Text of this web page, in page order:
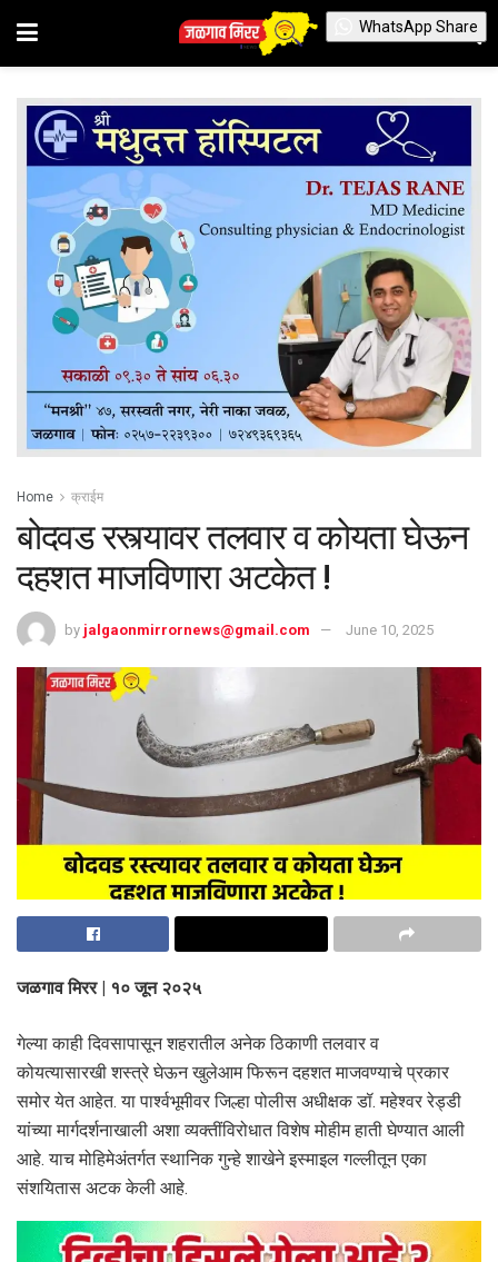
Home क्राईम
बोदवड रस्त्यावर तलवार व कोयता घेऊन
दहशत माजविणारा अटकेत !
by jalgaonmirrornews@gmail.com June 10, 2025
जळगाव मिरर | १० जून २०२५
गेल्या काही दिवसापासून शहरातील अनेक ठिकाणी तलवार व
कोयत्यासारखी शस्त्रे घेऊन खुलेआम फिरून दहशत माजवण्याचे प्रकार
समोर येत आहेत. या पार्श्वभूमीवर जिल्हा पोलीस अधीक्षक डॉ. महेश्वर रेड्डी
यांच्या मार्गदर्शनाखाली अशा व्यक्तींविरोधात विशेष मोहीम हाती घेण्यात आली
आहे. याच मोहिमेअंतर्गत स्थानिक गुन्हे शाखेने इस्माइल गल्लीतून एका
संशयितास अटक केली आहे.
WhatsApp Share